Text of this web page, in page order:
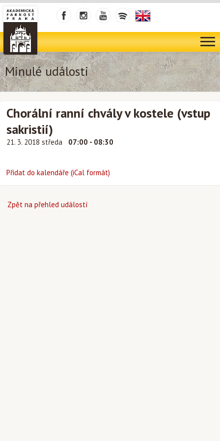
Minulé události
Chorální ranní chvály v kostele (vstup
sakristií)
21. 3. 2018 středa 07:00 - 08:30
Přidat do kalendáře (iCal formát)
Zpět na přehled událostí